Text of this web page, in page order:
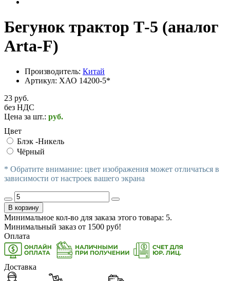
Бегунок трактор Т-5 (аналог
Arta-F)
Производитель: Китай
Артикул: ХАО 14200-5*
23 руб.
без НДС
Цена за шт.: руб.
Цвет
Блэк -Никель
Чёрный
* Обратите внимание: цвет изображения может отличаться в
зависимости от настроек вашего экрана
В корзину
Минимальное кол-во для заказа этого товара: 5.
Минимальный заказ от 1500 руб!
Оплата
Доставка